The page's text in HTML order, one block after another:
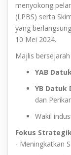
menyokong
(LPBS) serta
yang
10 Mei 2024.
Majlis
YAB
YB Datuk
dan
Wakil
Fokus Strategik
- Meningkatkan